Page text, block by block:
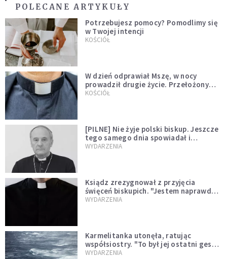
POLECANE ARTYKUŁY
Potrzebujesz pomocy? Pomodlimy się
w Twojej intencji
KOŚCIÓŁ
W dzień odprawiał Mszę, w nocy
prowadził drugie życie. Przełożony
kazał mu opuścić zakon
KOŚCIÓŁ
[PILNE] Nie żyje polski biskup. Jeszcze
tego samego dnia spowiadał i
sprawował Mszę świętą
WYDARZENIA
Ksiądz zrezygnował z przyjęcia
święceń biskupich. "Jestem naprawdę
niegodny"
WYDARZENIA
Karmelitanka utonęła, ratując
współsiostry. "To był jej ostatni gest
miłości"
WYDARZENIA